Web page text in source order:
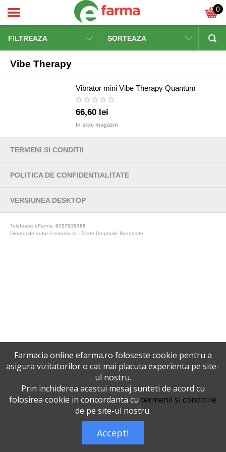
0
FILTREAZA SORTEAZA
Vibe Therapy
Vibrator mini Vibe Therapy Quantum
66,60 lei
In stoc magazin
TERMENI SI CONDITII
POLITICA DE CONFIDENTIALITATE
VERSIUNEA DESKTOP
Telefoane eFarma: 0727515368
Dreptul de autor © efarma.ro - Toate Drepturile Rezervate.
Farmacia online efarma.ro foloseste cookie pentru a
asigura vizitatorilor o cat mai placuta experienta pe site-
ul nostru.
Prin inchiderea acestui mesaj sunteti de acord cu
folosirea cookie in concordanta cu termenii si conditiile
de pe site-ul nostru.
Accept!